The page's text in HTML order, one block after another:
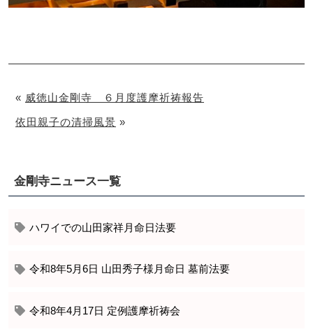
« 威徳山金剛寺 ６月度護摩祈祷報告
依田親子の清掃風景 »
金剛寺ニュース一覧
ハワイでの山田家祥月命日法要
令和8年5月6日 山田秀子様月命日 墓前法要
令和8年4月17日 定例護摩祈祷会